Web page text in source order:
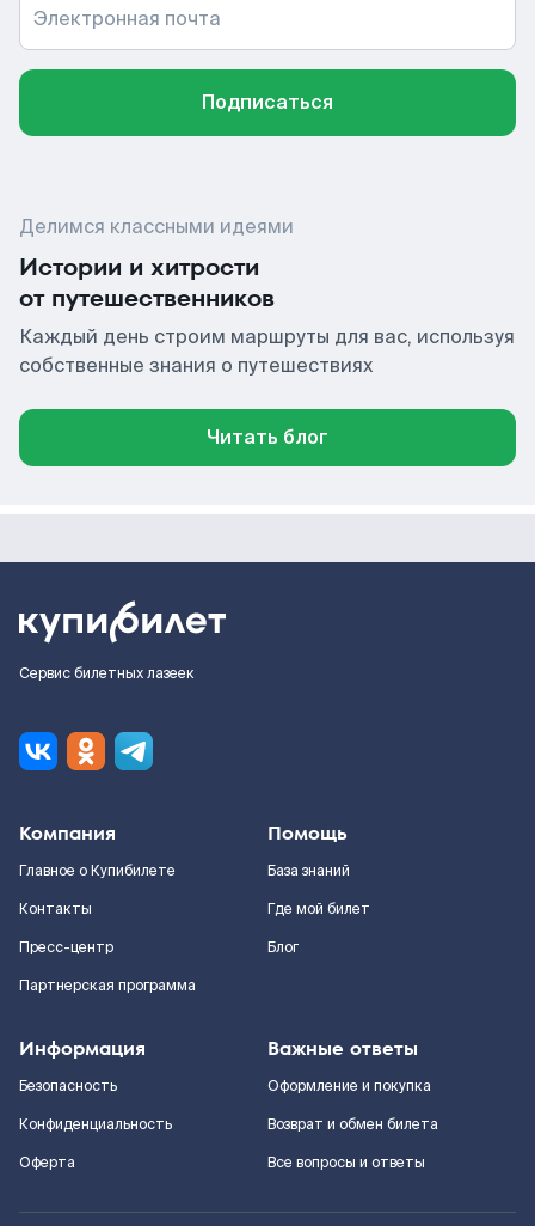
Электронная почта
Подписаться
Делимся классными идеями
Истории и хитрости
от путешественников
Каждый день строим маршруты для вас, используя
собственные знания о путешествиях
Читать блог
Сервис билетных лазеек
Компания
Главное о Купибилете
Контакты
Пресс-центр
Партнерская программа
Помощь
База знаний
Где мой билет
Блог
Информация
Безопасность
Конфиденциальность
Оферта
Важные ответы
Оформление и покупка
Возврат и обмен билета
Все вопросы и ответы